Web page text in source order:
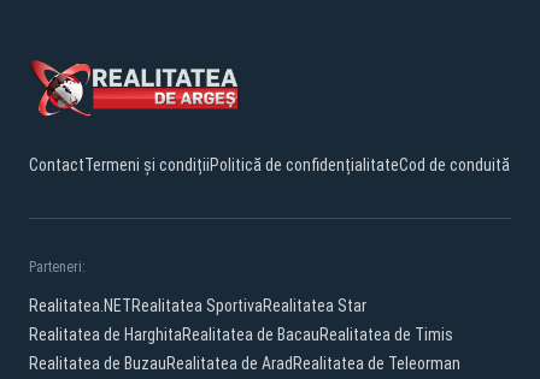
ContactTermeni și condițiiPolitică de confidențialitateCod de conduită
Parteneri:
Realitatea.NETRealitatea SportivaRealitatea Star
Realitatea de HarghitaRealitatea de BacauRealitatea de Timis
Realitatea de BuzauRealitatea de Arad Realitatea de Teleorman